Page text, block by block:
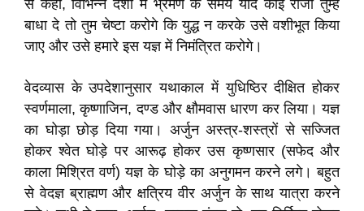
से कहा, विभिन्न देशों में भ्रमण के समय यदि कोई राजा तुम्हें
बाधा दे तो तुम चेष्टा करोगे कि युद्ध न करके उसे वशीभूत किया
जाए और उसे हमारे इस यज्ञ में निमंत्रित करोगे।
वेदव्यास के उपदेशानुसार यथाकाल में युधिष्ठिर दीक्षित होकर
स्वर्णमाला, कृष्णाजिन, दण्ड और क्षौमवास धारण कर लिया। यज्ञ
का घोड़ा छोड़ दिया गया। अर्जुन अस्त्र-शस्त्रों से सज्जित
होकर श्वेत घोड़े पर आरूढ़ होकर उस कृष्णसार (सफेद और
काला मिश्रित वर्ण) यज्ञ के घोड़े का अनुगमन करने लगे। बहुत
से वेदज्ञ ब्राह्मण और क्षत्रिय वीर अर्जुन के साथ यात्रा करने